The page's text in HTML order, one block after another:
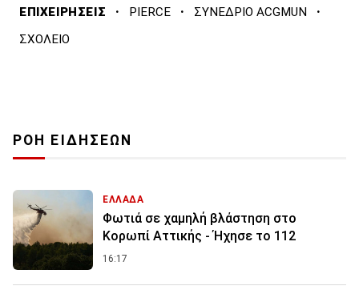
ΕΠΙΧΕΙΡΗΣΕΙΣ · PIERCE · ΣΥΝΕΔΡΙΟ ACGMUN ·
ΣΧΟΛΕΙΟ
ΡΟΗ ΕΙΔΗΣΕΩΝ
ΕΛΛΑΔΑ
Φωτιά σε χαμηλή βλάστηση στο
Κορωπί Αττικής - Ήχησε το 112
16:17